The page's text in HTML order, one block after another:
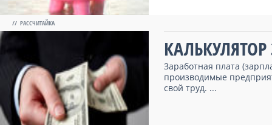
// РАССЧИТАЙКА
Заработная плата
производимые
свой труд. ...